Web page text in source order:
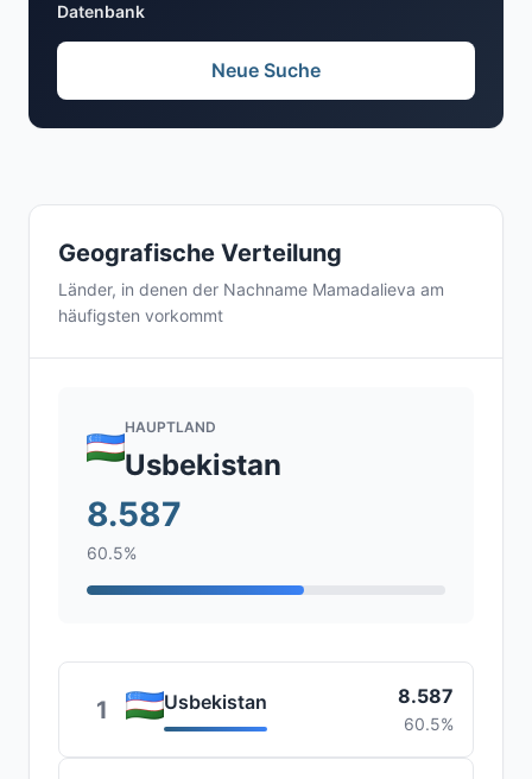
Geografische Verteilung
Länder, in denen der Nachname Mamadalieva am
häufigsten vorkommt
HAUPTLAND
Usbekistan
8.587
60.5%
1 Usbekistan 8.587
60.5%
Datenbank
Neue Suche